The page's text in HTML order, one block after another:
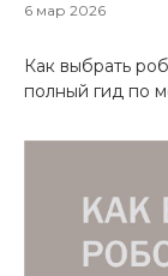
25 %
в
6 мар 2026
Как выбрать
полный гид по